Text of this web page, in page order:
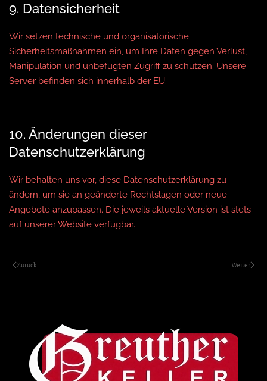
9. Datensicherheit
Wir setzen technische und organisatorische
Sicherheitsmaßnahmen ein, um Ihre Daten gegen Verlust,
Manipulation und unbefugten Zugriff zu schützen. Unsere
Server befinden sich innerhalb der EU.
10. Änderungen dieser
Datenschutzerklärung
Wir behalten uns vor, diese Datenschutzerklärung zu
ändern, um sie an geänderte Rechtslagen oder neue
Angebote anzupassen. Die jeweils aktuelle Version ist stets
auf unserer Website verfügbar.
Zurück Weiter